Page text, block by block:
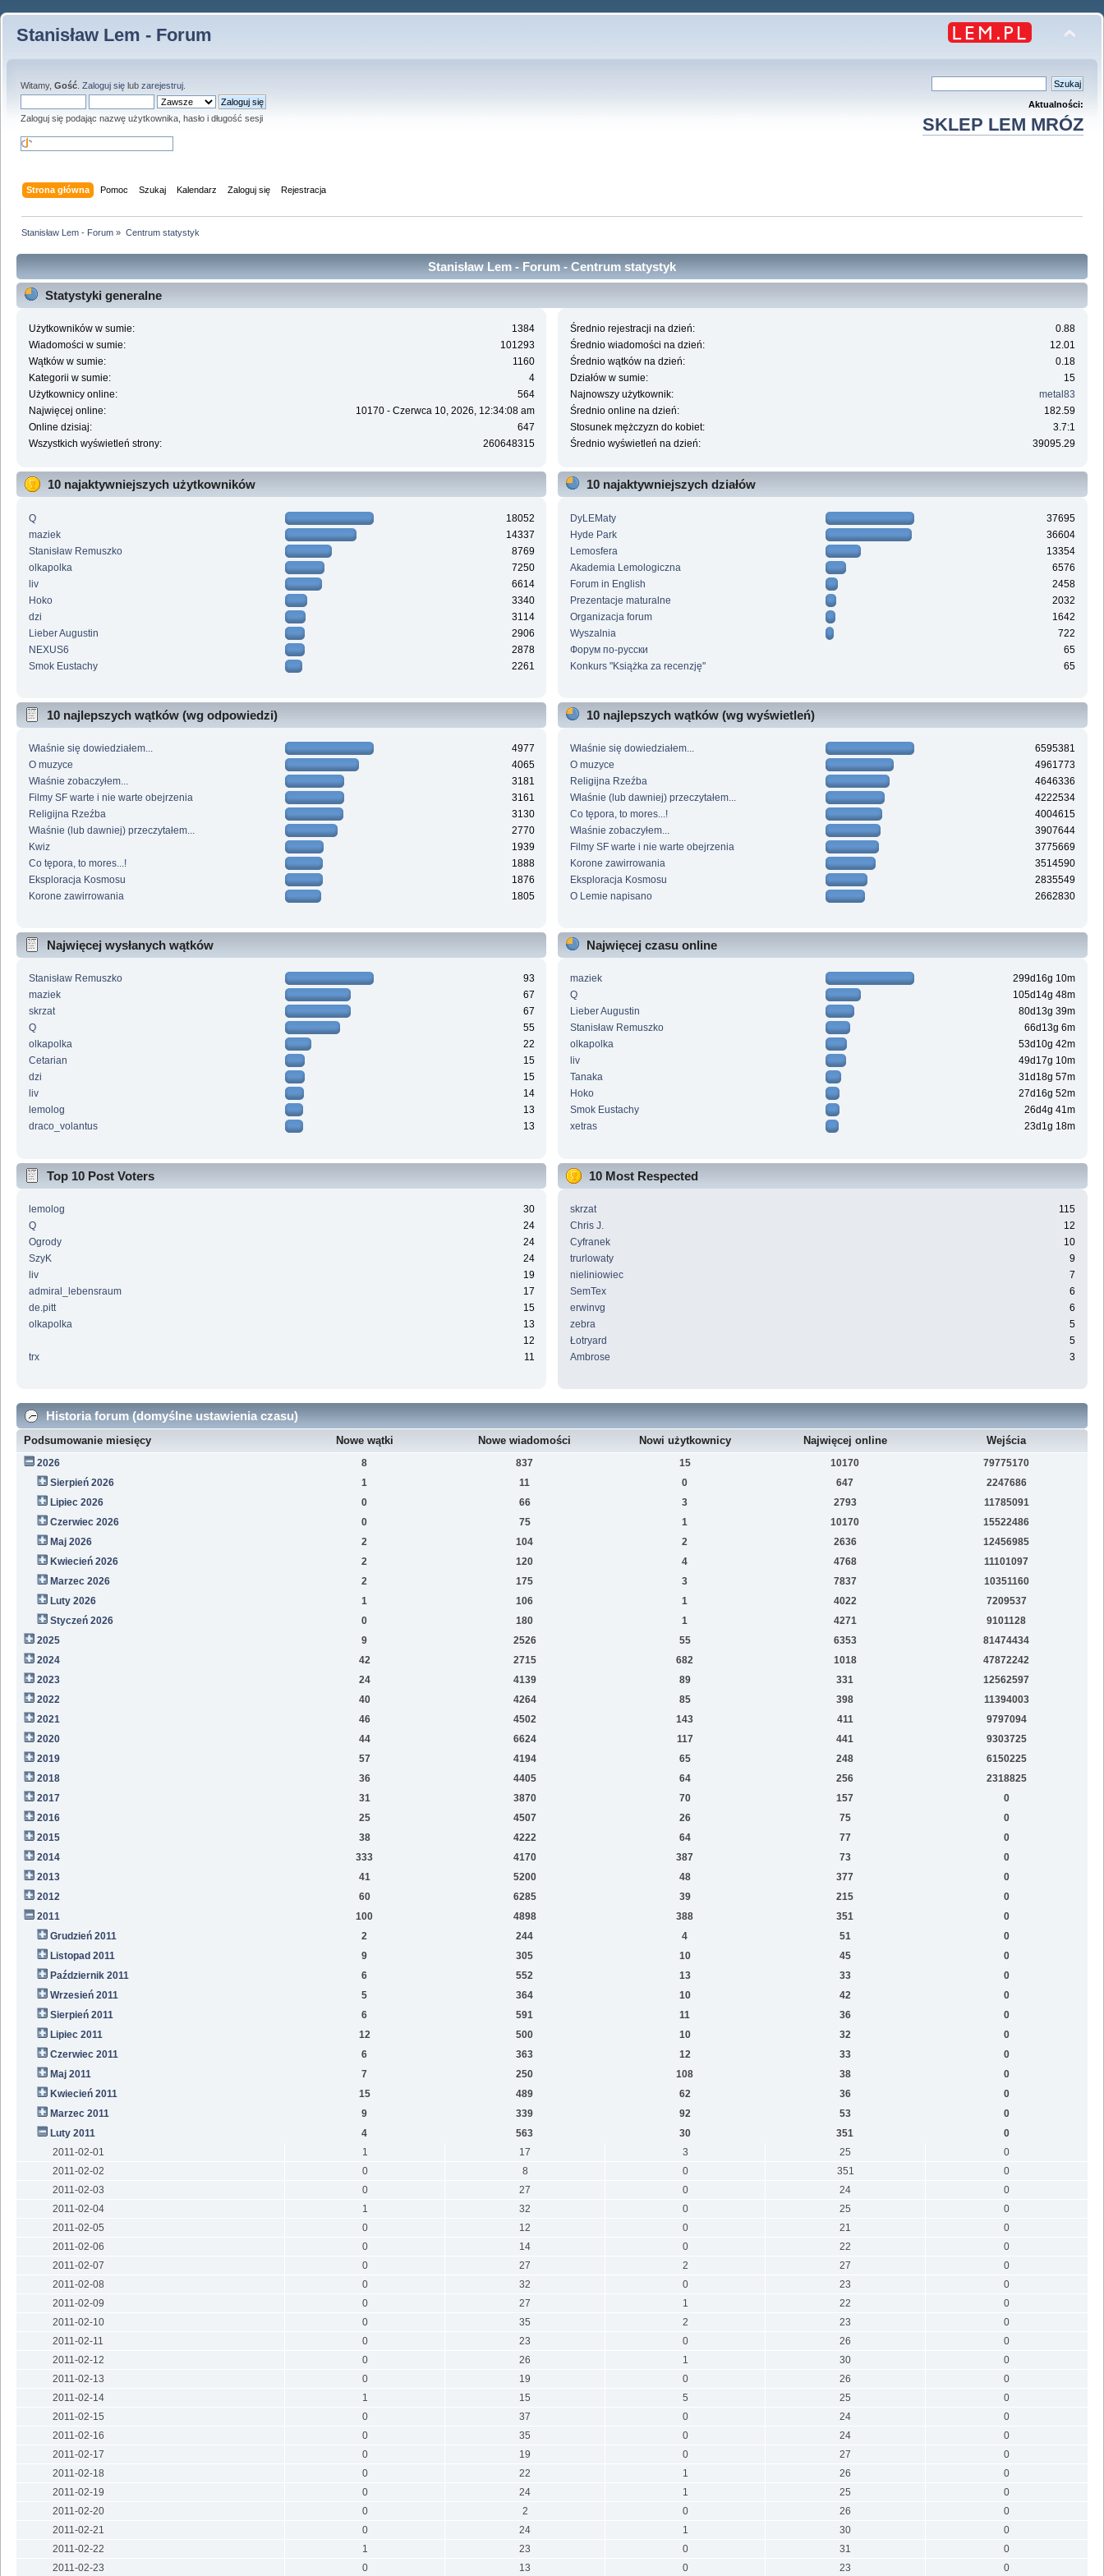
Stanisław Lem - Forum
Witamy, Gość Zaloguj się lub zarejestruj
Zaloguj się podając nazwę użytkownika, hasło i długość sesji
Aktualności:
SKLEP LEM MRÓZ
Strona główna Pomoc Szukaj Kalendarz Zaloguj się Rejestracja
Stanisław Lem - Forum » Centrum statystyk
Stanisław Lem - Forum - Centrum statystyk
Statystyki generalne
Użytkowników w sumie:
1384
Wiadomości w sumie:
101293
Wątków w sumie:
1160
Kategorii w sumie:
4
Użytkownicy online:
564
Najwięcej online:
10170 - Czerwca 10, 2026, 12:34:08 am
Online dzisiaj:
647
Wszystkich wyświetleń strony:
260648315
Średnio rejestracji na dzień:
0.88
Średnio wiadomości na dzień:
12.01
Średnio wątków na dzień:
0.18
Działów w sumie:
15
Najnowszy użytkownik:
metal83
Średnio online na dzień:
182.59
Stosunek mężczyzn do kobiet:
3.7:1
Średnio wyświetleń na dzień:
39095.29
10 najaktywniejszych użytkowników
Q
18052
maziek
14337
Stanisław Remuszko
8769
olkapolka
7250
liv
6614
Hoko
3340
dzi
3114
Lieber Augustin
2906
NEXUS6
2878
Smok Eustachy
2261
10 najaktywniejszych działów
DyLEMaty
37695
Hyde Park
36604
Lemosfera
13354
Akademia Lemologiczna
6576
Forum in English
2458
Prezentacje maturalne
2032
Organizacja forum
1642
Wyszalnia
722
Форум по-русски
65
Konkurs "Książka za recenzję"
65
10 najlepszych wątków (wg odpowiedzi)
Właśnie się dowiedziałem...
4977
O muzyce
4065
Właśnie zobaczyłem...
3181
Filmy SF warte i nie warte obejrzenia
3161
Religijna Rzeźba
3130
Właśnie (lub dawniej) przeczytałem...
2770
Kwiz
1939
Co tępora, to mores...!
1888
Eksploracja Kosmosu
1876
Korone zawirrowania
1805
10 najlepszych wątków (wg wyświetleń)
Właśnie się dowiedziałem...
6595381
O muzyce
4961773
Religijna Rzeźba
4646336
Właśnie (lub dawniej) przeczytałem...
4222534
Co tępora, to mores...!
4004615
Właśnie zobaczyłem...
3907644
Filmy SF warte i nie warte obejrzenia
3775669
Korone zawirrowania
3514590
Eksploracja Kosmosu
2835549
O Lemie napisano
2662830
Najwięcej wysłanych wątków
Stanisław Remuszko
93
maziek
67
skrzat
67
Q
55
olkapolka
22
Cetarian
15
dzi
15
liv
14
lemolog
13
draco_volantus
13
Najwięcej czasu online
maziek
299d16g 10m
Q
105d14g 48m
Lieber Augustin
80d13g 39m
Stanisław Remuszko
66d13g 6m
olkapolka
53d10g 42m
liv
49d17g 10m
Tanaka
31d18g 57m
Hoko
27d16g 52m
Smok Eustachy
26d4g 41m
xetras
23d1g 18m
Top 10 Post Voters
lemolog
30
Q
24
Ogrody
24
SzyK
24
liv
19
admiral_lebensraum
17
de.pitt
15
olkapolka
13
12
trx
11
10 Most Respected
skrzat
115
Chris J.
12
Cyfranek
10
trurlowaty
9
nieliniowiec
7
SemTex
6
erwinvg
6
zebra
5
Łotryard
5
Ambrose
3
Historia forum (domyślne ustawienia czasu)
Podsumowanie miesięcy Nowe wątki Nowe wiadomości Nowi użytkownicy Najwięcej online Wejścia
2026 8 837 15 10170
79775170
Sierpień 2026
1 11 0 647
2247686
Lipiec 2026
0 66 3 2793
11785091
Czerwiec 2026
0 75 1 10170
15522486
Maj 2026
2 104 2 2636
12456985
Kwiecień 2026
2 120 4 4768
11101097
Marzec 2026
2 175 3 7837
10351160
Luty 2026
1 106 1 4022
7209537
Styczeń 2026
0 180 1 4271
9101128
2025
9 2526 55 6353
81474434
2024
42 2715 682 1018
47872242
2023
24 4139 89 331
12562597
2022
40 4264 85 398
11394003
2021
46 4502 143 411
9797094
2020
44 6624 117 441
9303725
2019
57 4194 65 248
6150225
2018
36 4405 64 256
2318825
2017
31 3870 70 157
0
2016
25 4507 26 75
0
2015
38 4222 64 77
0
2014
333 4170 387 73
0
2013
41 5200 48 377
0
2012
60 6285 39 215
0
2011
100 4898 388 351
0
Grudzień 2011
2 244 4 51
0
Listopad 2011
9 305 10 45
0
Październik 2011
6 552 13 33
0
Wrzesień 2011
5 364 10 42
0
Sierpień 2011
6 591 11 36
0
Lipiec 2011
12 500 10 32
0
Czerwiec 2011
6 363 12 33
0
Maj 2011
7 250 108 38
0
Kwiecień 2011
15 489 62 36
0
Marzec 2011
9 339 92 53
0
Luty 2011
4 563 30 351
0
2011-02-01
1 17 3 25
0
2011-02-02
0 8 0 351
0
2011-02-03
0 27 0 24
0
2011-02-04
1 32 0 25
0
2011-02-05
0 12 0 21
0
2011-02-06
0 14 0 22
0
2011-02-07
0 27 2 27
0
2011-02-08
0 32 0 23
0
2011-02-09
0 27 1 22
0
2011-02-10
0 35 2 23
0
2011-02-11
0 23 0 26
0
2011-02-12
0 26 1 30
0
2011-02-13
0 19 0 26
0
2011-02-14
1 15 5 25
0
2011-02-15
0 37 0 24
0
2011-02-16
0 35 0 24
0
2011-02-17
0 19 0 27
0
2011-02-18
0 22 1 26
0
2011-02-19
0 24 1 25
0
2011-02-20
0 2 0 26
0
2011-02-21
0 24 1 30
0
2011-02-22
1 23 0 31
0
2011-02-23
0 13 0 23 0